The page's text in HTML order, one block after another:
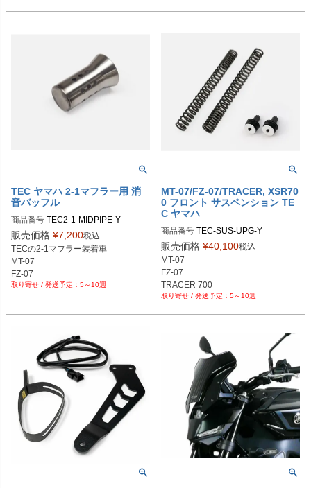
TEC ヤマハ 2-1マフラー用 消
音バッフル
商品番号 TEC2-1-MIDPIPE-Y
メーカー品番なし、品名で発注して
ください
https://www.tecbikeparts.com/produc
t/mid-pipe-baffle-optional-quiet-baffl
e-for-tec-yamaha-700-2-1-exhaust/
販売価格 ¥7,200税込
TECの2-1マフラー装着車
MT-07
FZ-07
TRACER 700
5～10週
MT-07/FZ-07/TRACER, XSR70
0 フロント サスペンション TE
C ヤマハ
商品番号 TEC-SUS-UPG-Y
メーカー品番なし、品名で発注して
ください
https://www.tecbikeparts.com/produc
t/mt07-xsr700-tracer700-front-fork-up
grade-kit-progressive-springs-and-fo
s/
販売価格 ¥40,100税込
MT-07
FZ-07
TRACER 700
XSR700
5～10週